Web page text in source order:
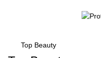
Top Beauty